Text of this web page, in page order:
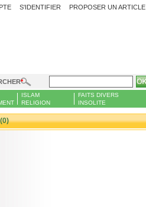
PROPOSER UN ARTICLE
S'IDENTIFIER
ISLAM
RELIGION
FAITS DIVERS
INSOLITE